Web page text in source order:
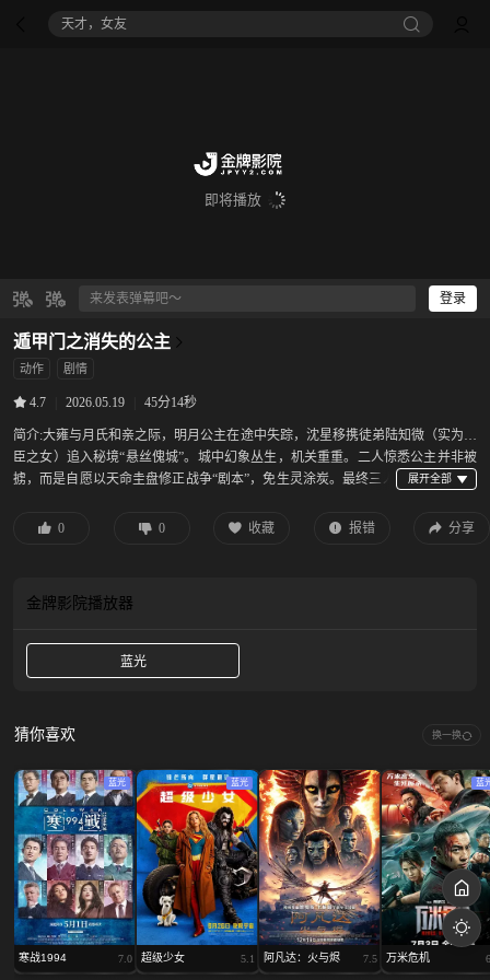
天才，女友
即将播放
登录
遁甲门之消失的公主
动作 剧情
4.7 2026.05.19 45分14秒
简介:大雍与月氏和亲之际，明月公主在途中失踪，沈星移携徒弟陆知微（实为罪
臣之女）追入秘境“悬丝傀城”。城中幻象丛生，机关重重。二人惊悉公主并非被
掳，而是自愿以天命圭盘修正战争“剧本”，免生灵涂炭。最终三人
0
0 收藏 报错 分享
金牌影院播放器
蓝光
猜你喜欢 换一换
蓝光
寒战1994 7.0
蓝光
超级少女 5.1 阿凡达：火与烬 7.5
蓝
万米危机